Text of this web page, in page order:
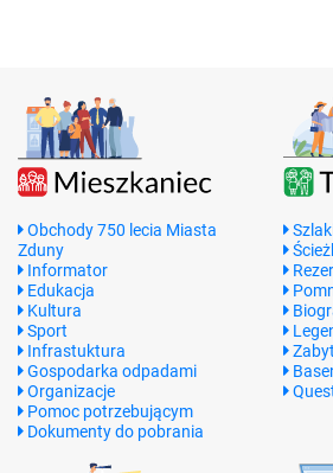
Obchody 750 lecia Miasta
Zduny
Informator
Edukacja
Kultura
Sport
Infrastuktura
Gospodarka odpadami
Organizacje
Pomoc potrzebującym
Dokumenty do pobrania